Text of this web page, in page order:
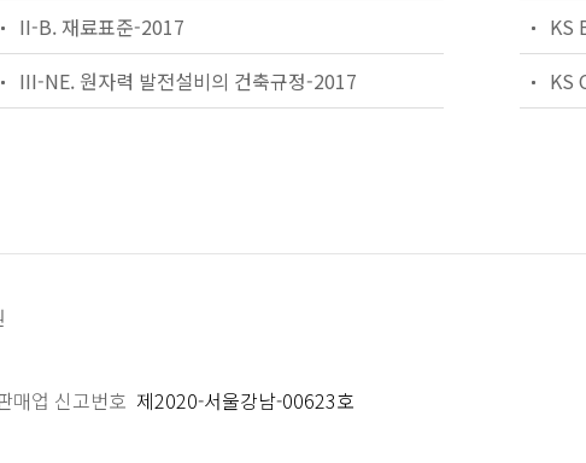
II-B. 재료표준-2017
III-NE. 원자력 발전설비의 건축규정-2017
매업 신고번호 제2020-서울강남-00623호